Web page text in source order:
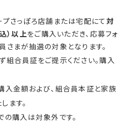
プさっぽろ店舗または宅配にて 対
）以上をご購入いただき、応募フォ
さまが抽選の対象となります。
組合員証をご提示ください。購入
入金額および、組合員本証と家族
ます。
購入は対象外です。